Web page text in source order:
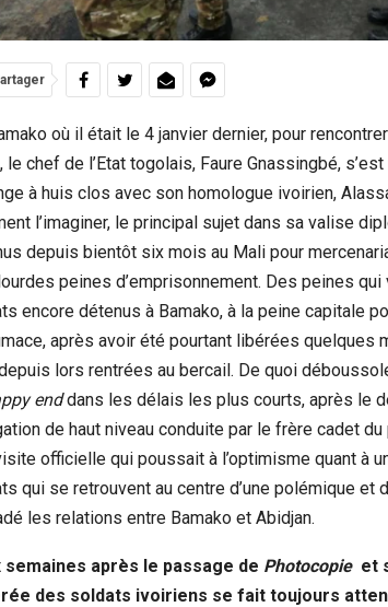
où il était le 4 janvier dernier, pour
le chef de l’Etat togolais, Faure Gnassingbé,
à huis clos avec son homologue ivoirien,
l’imaginer, le principal sujet dans sa valise
depuis bientôt six mois au Mali pour
peines d’emprisonnement. Des peines
encore détenus à Bamako, à la peine capitale
après avoir été pourtant libérées quelques
lors rentrées au bercail. De quoi
enddans les délais les plus courts, après le
de haut niveau conduite par le frère cadet
officielle qui poussait à l’optimisme quant à
qui se retrouvent au centre d’une polémique et
les relations entre Bamako et Abidjan.
semaines après le passage de Photocopieet
des soldats ivoiriens se fait toujours